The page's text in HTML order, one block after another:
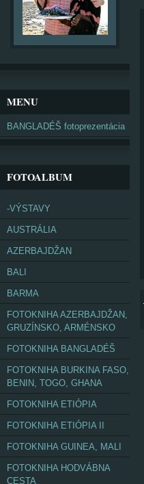
MENU
BANGLADÉŠ fotoprezentácia
FOTOALBUM
-VÝSTAVY
AUSTRÁLIA
AZERBAJDŽAN
BALI
BARMA
FOTOKNIHA AZERBAJDŽAN,
GRUZÍNSKO, ARMÉNSKO
FOTOKNIHA BANGLADÉŠ
FOTOKNIHA BURKINA FASO,
BENIN, TOGO, GHANA
FOTOKNIHA ETIÓPIA
FOTOKNIHA ETIÓPIA II
FOTOKNIHA GUINEA, MALI
FOTOKNIHA HODVÁBNA
CESTA